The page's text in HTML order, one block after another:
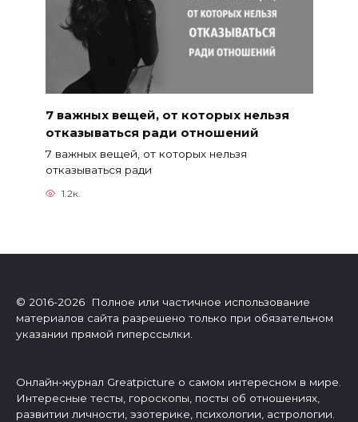
7 важных вещей, от которых нельзя
отказываться ради отношений
7 важных вещей, от которых нельзя
отказываться ради
1.2к.
© 2016-2026 Полное или частичное использование
материалов сайта разрешено только при обязательном
указании прямой гиперссылки.
Онлайн-журнал Greatpicture о самом интересном в мире.
Интересные тесты, гороскопы, посты об отношениях,
развитии личности, эзотерике, психологии, астрологии.